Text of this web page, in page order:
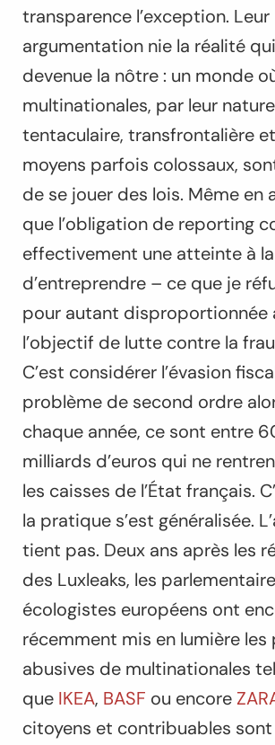
transparence l’exception. Leur
argumentation nie la réalité
devenue la nôtre : un monde
multinationales, par leur nature
tentaculaire, transfrontalière
moyens parfois colossaux,
de se jouer des lois. Même en
que l’obligation de reporting
effectivement une atteinte à
d’entreprendre – ce que je
pour autant disproportionnée
l’objectif de lutte contre la
C’est considérer l’évasion
problème de second ordre
chaque année, ce sont entre
milliards d’euros qui ne
les caisses de l’État français.
la pratique s’est généralisée.
tient pas. Deux ans après les
des Luxleaks, les
écologistes européens ont
récemment mis en lumière
abusives de multinationales
que IKEA, BASF ou encore
citoyens et contribuables